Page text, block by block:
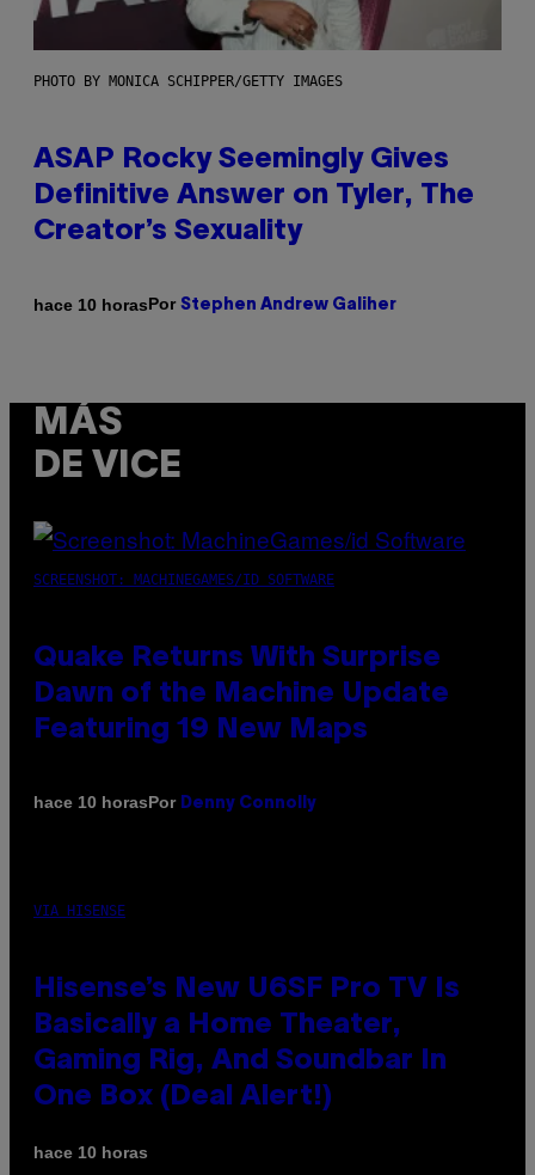
PHOTO BY MONICA SCHIPPER/GETTY IMAGES
ASAP Rocky Seemingly Gives
Definitive Answer on Tyler, The
Creator’s Sexuality
hace 10 horasPor Stephen Andrew Galiher
MÁS
DE VICE
SCREENSHOT: MACHINEGAMES/ID SOFTWARE
Quake Returns With Surprise
Dawn of the Machine Update
Featuring 19 New Maps
hace 10 horasPor Denny Connolly
VIA HISENSE
Hisense’s New U6SF Pro TV Is
Basically a Home Theater,
Gaming Rig, And Soundbar In
One Box (Deal Alert!)
hace 10 horas